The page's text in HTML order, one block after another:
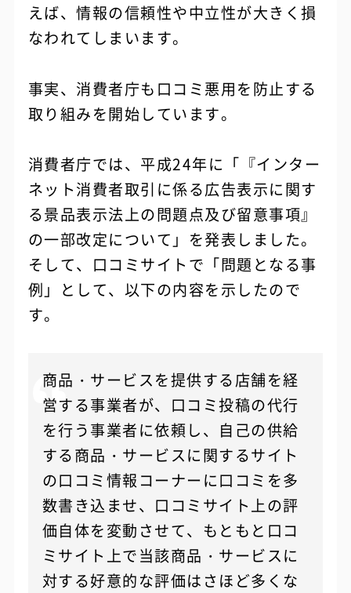
えば、情報の信頼性や中立性が大きく損
なわれてしまいます。
事実、消費者庁も口コミ悪用を防止する
取り組みを開始しています。
消費者庁では、平成24年に「『インター
ネット消費者取引に係る広告表示に関す
る景品表示法上の問題点及び留意事項』
の一部改定について」を発表しました。
そして、口コミサイトで「問題となる事
例」として、以下の内容を示したので
す。
商品・サービスを提供する店舗を経
営する事業者が、口コミ投稿の代行
を行う事業者に依頼し、自己の供給
する商品・サービスに関するサイト
の口コミ情報コーナーに口コミを多
数書き込ませ、口コミサイト上の評
価自体を変動させて、もともと口コ
ミサイト上で当該商品・サービスに
対する好意的な評価はさほど多くな